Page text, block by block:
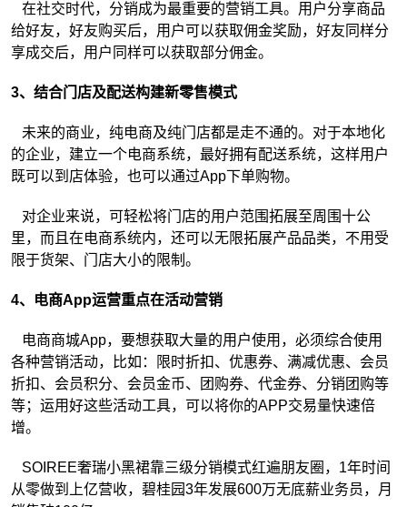
在社交时代，分销成为最重要的营销工具。用户分享商品
给好友，好友购买后，用户可以获取佣金奖励，好友同样分
享成交后，用户同样可以获取部分佣金。
3、结合门店及配送构建新零售模式
未来的商业，纯电商及纯门店都是走不通的。对于本地化
的企业，建立一个电商系统，最好拥有配送系统，这样用户
既可以到店体验，也可以通过App下单购物。
对企业来说，可轻松将门店的用户范围拓展至周围十公
里，而且在电商系统内，还可以无限拓展产品品类，不用受
限于货架、门店大小的限制。
4、电商App运营重点在活动营销
电商商城App，要想获取大量的用户使用，必须综合使用
各种营销活动，比如：限时折扣、优惠券、满减优惠、会员
折扣、会员积分、会员金币、团购券、代金券、分销团购等
等；运用好这些活动工具，可以将你的APP交易量快速倍
增。
SOIREE奢瑞小黑裙靠三级分销模式红遍朋友圈，1年时间
从零做到上亿营收，碧桂园3年发展600万无底薪业务员，月